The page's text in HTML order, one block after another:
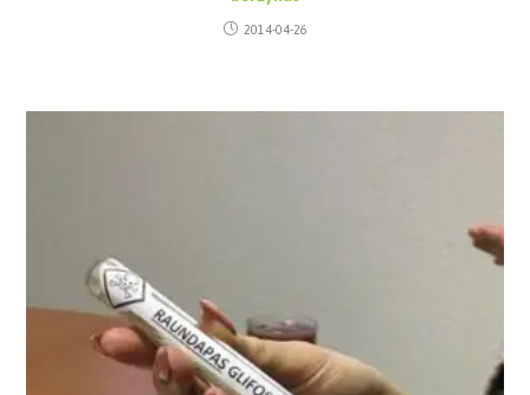
2014-04-26